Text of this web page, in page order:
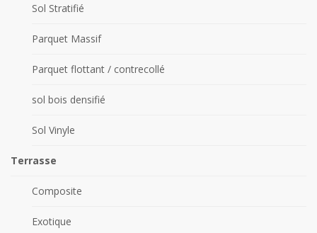
Sol Stratifié
Parquet Massif
Parquet flottant / contrecollé
sol bois densifié
Sol Vinyle
Terrasse
Composite
Exotique